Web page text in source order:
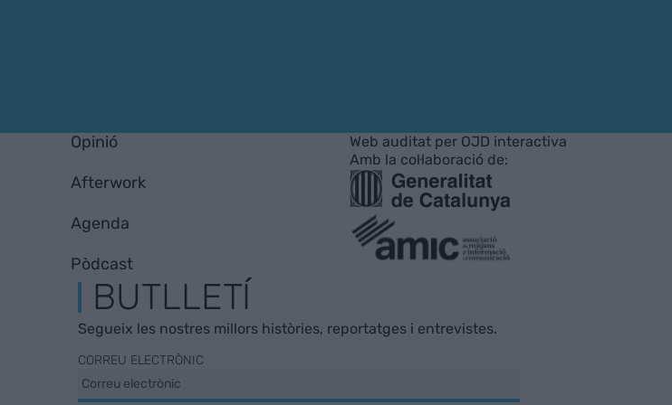
Opinió
Afterwork
Agenda
Pòdcast
Web auditat per OJD interactiva
Amb la col·laboració de:
BUTLLETÍ
Segueix les nostres millors històries, reportatges i entrevistes.
CORREU ELECTRÒNIC